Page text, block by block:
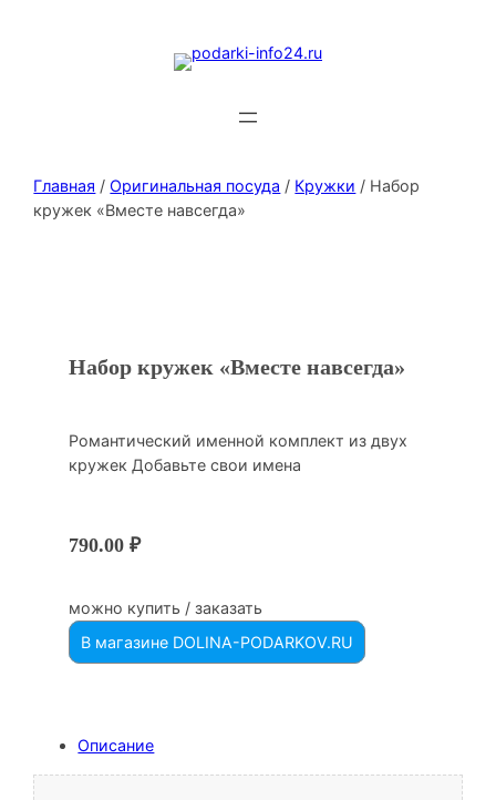
Главная /Оригинальная посуда / Кружки / Набор
кружек «Вместе навсегда»
Набор кружек «Вместе навсегда»
Романтический именной комплект из двух
кружек Добавьте свои имена
790.00₽
можно купить / заказать
В магазине DOLINA-PODARKOV.RU
Описание